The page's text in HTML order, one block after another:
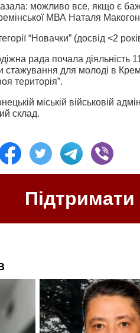
можливо все, якщо є
МВА Наталя
“Новачки” (досвід <2
рада почала діяльність
стажування для молоді в
територія”.
міській військовій
склад.
Підтримати